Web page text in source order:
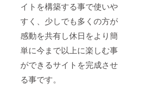
イトを構築する事で使いや
すく、少しでも多くの方が
感動を共有し休日をより簡
単に今まで以上に楽しむ事
ができるサイトを完成させ
る事です。